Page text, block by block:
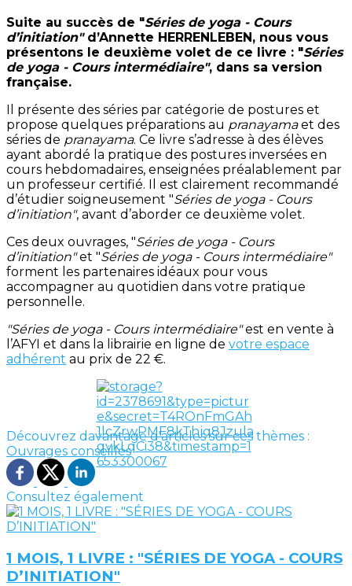
Suite au succès de "Séries de yoga - Cours
d’initiation"d’Annette HERRENLEBEN, nous vous
présentons le deuxième volet de ce livre : "Séries
de yoga - Cours intermédiaire", dans sa version
française.
Il présente des séries par catégorie de postures et
propose quelques préparations au pranayamaet des
séries de pranayama. Ce livre s’adresse à des élèves
ayant abordé la pratique des postures inversées en
cours hebdomadaires, enseignées préalablement par
un professeur certifié. Il est clairement recommandé
d’étudier soigneusement "Séries de yoga - Cours
d’initiation", avant d’aborder ce deuxième volet.
Ces deux ouvrages, "Séries de yoga - Cours
d’initiation"et "Séries de yoga - Cours intermédiaire"
forment les partenaires idéaux pour vous
accompagner au quotidien dans votre pratique
personnelle.
"Séries de yoga - Cours intermédiaire"est en vente à
l’AFYI et dans la librairie en ligne de votre espace
adhérent au prix de 22 €.
Découvrez davantage d'articles sur ces thèmes :
Ouvrages conseillés
Consultez également
1 MOIS, 1 LIVRE : "SÉRIES DE YOGA - COURS
D’INITIATION"